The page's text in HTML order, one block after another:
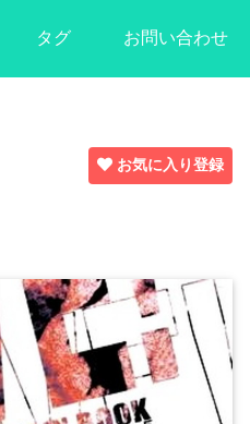
タグ お問い合わせ
お気に入り登録